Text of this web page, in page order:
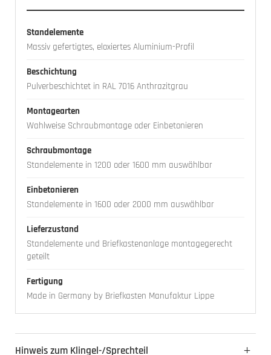
Standelemente
Massiv gefertigtes, eloxiertes Aluminium-Profil
Beschichtung
Pulverbeschichtet in RAL 7016 Anthrazitgrau
Montagearten
Wahlweise Schraubmontage oder Einbetonieren
Schraubmontage
Standelemente in 1200 oder 1600 mm auswählbar
Einbetonieren
Standelemente in 1600 oder 2000 mm auswählbar
Lieferzustand
Standelemente und Briefkastenanlage montagegerecht
geteilt
Fertigung
Made in Germany by Briefkasten Manufaktur Lippe
Hinweis zum Klingel-/Sprechteil